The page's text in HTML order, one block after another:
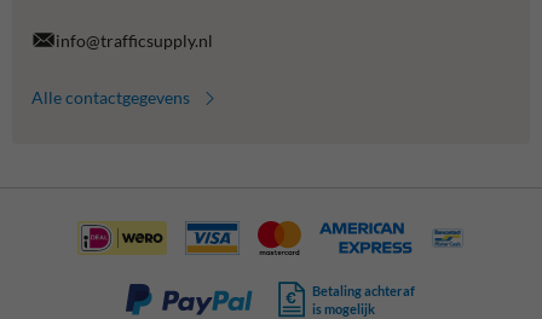
info@trafficsupply.nl
Alle contactgegevens
Betaling achteraf
is mogelijk